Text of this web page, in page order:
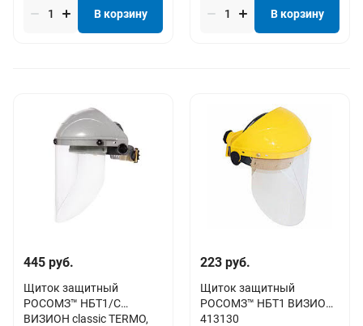
В корзину В корзину
445 руб.
Щиток защитный
РОСОМЗ™ НБТ1/С
ВИЗИОН classic TERMO,
223 руб.
Щиток защитный
РОСОМЗ™ НБТ1 ВИЗИОН,
413130